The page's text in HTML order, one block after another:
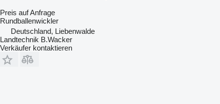
Preis auf Anfrage
Rundballenwickler
Deutschland, Liebenwalde
Landtechnik B.Wacker
Verkäufer kontaktieren